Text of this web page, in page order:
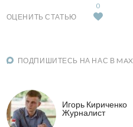
ОЦЕНИТЬ СТАТЬЮ
0
ПОДПИШИТЕСЬ НА НАС В MAX
Игорь Кириченко
Журналист